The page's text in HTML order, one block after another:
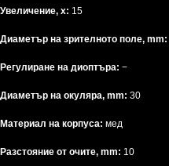
Увеличение, x: 15
Диаметър на зрителното поле, mm:
Регулиране на диоптъра: −
Диаметър на окуляра, mm: 30
Материал на корпуса: мед
Разстояние от очите, mm: 10